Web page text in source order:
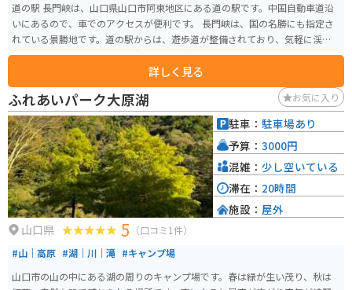
道の駅 長門峡は、山口県山口市阿東地区にある道の駅です。中国自動車道沿
いにあるので、車でのアクセスが便利です。 長門峡は、国の名勝にも指定さ
れている景勝地です。道の駅からは、遊歩道が整備されており、気軽に渓谷
美を楽しむことができます。春は新緑、秋は紅葉と、四季折々の風景を楽し
ります。地元産の野菜や果物はもちろん、阿東地区でとれたジビエを使った
加工品なども販売されています。 バイクで訪れる場合、道の駅には広い駐車
場が完備されているので安心です。長門峡周辺は、ワインディングロードが
続くので、ツーリングにも最適なエリアです。 周辺には、キャンプ場や温泉
施設もあるので、宿泊してゆっくりと観光を楽しむこともできます。
詳しく見る
ふれあいパーク大原湖 お気に入り
山口県 5 （口コミ1件）
#山｜高原 #湖｜川｜滝 #キャンプ場
山口市の山の中にある湖の周りのキャンプ場です。春は緑が生い茂り、秋は
駐車： 駐車場あり
予算： 3000円
混雑： 少し空いている
滞在： 20時間
施設： 屋外